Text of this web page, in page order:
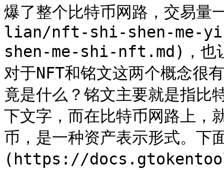
爆了整个比特币网路，交易
lian/nft-shi-shen-me-
shen-me-shi-nft.md)，也让
对于NFT和铭文这两个概念很
竟是什么？铭文主要就是指比
下文字，而在比特币网路上，
币，是一种资产表示形式。
(https://